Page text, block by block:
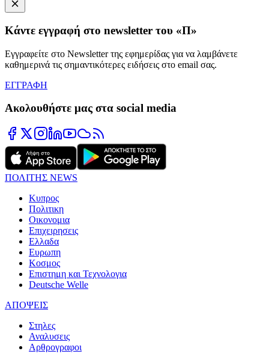
Κάντε εγγραφή στο newsletter του «Π»
Εγγραφείτε στο Newsletter της εφημερίδας για να λαμβάνετε
καθημερινά τις σημαντικότερες ειδήσεις στο email σας.
ΕΓΓΡΑΦΗ
Ακολουθήστε μας στα social media
ΠΟΛΙΤΗΣ NEWS
Κυπρος
Πολιτικη
Οικονομια
Επιχειρησεις
Ελλαδα
Ευρωπη
Κοσμος
Επιστημη και Τεχνολογια
Deutsche Welle
ΑΠΟΨΕΙΣ
Στηλες
Αναλυσεις
Αρθρογραφοι